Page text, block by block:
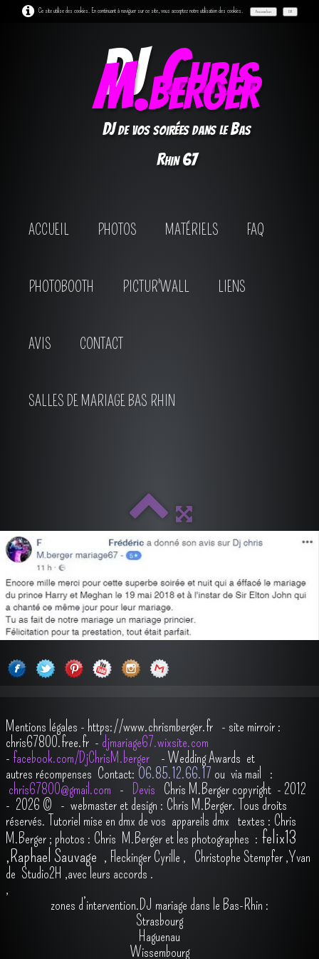
Ce site utilise des cookies. En continuant à naviguer sur ce site, vous acceptez notre utilisation des cookies. Personnaliser OK
DJChris
M.berger
DJ de vos soirées dans le Bas
Rhin 67
ACCUEIL PHOTOS MATÉRIELS FAQ
PHOTOBOOTH PICTUR'WALL LIENS
AVIS CONTACT
SALLES DE MARIAGE BAS RHIN
Mentions légales - https://www.chrismberger.fr - site mirroir :
chris67800.free.fr - djmariage67.wixsite.com
- facebook.com/DjChrisM.berger - Wedding Awards et
autres récompenses Contact: O6.85.12.66.17 ou via mail :
chris67800@gmail.com - Devis Chris M.Berger copyright - 2012
- 2026 © - webmaster et design : Chris M.Berger. Tous droits
réservés. Tutoriel mise en dmx de vos appareils dmx textes : Chris
M.Berger ; photos : Chris M.Berger et les photographes : felix13
,Raphael Sauvage , Fleckinger Cyrille , Christophe Stempfer ,Yvan
de Studio2H ,avec leurs accords .
,
zones d’intervention.DJ mariage dans le Bas-Rhin :
Strasbourg
Haguenau
Wissembourg